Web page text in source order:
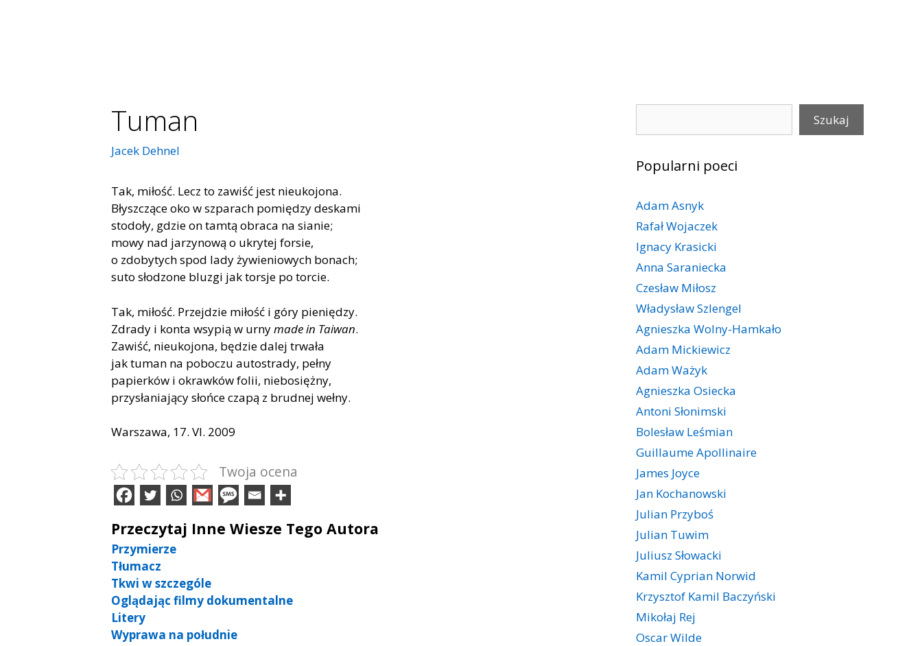
Tuman
Jacek Dehnel
Tak, miłość. Lecz to zawiść jest nieukojona.
Błyszczące oko w szparach pomiędzy deskami
stodoły, gdzie on tamtą obraca na sianie;
mowy nad jarzynową o ukrytej forsie,
o zdobytych spod lady żywieniowych bonach;
suto słodzone bluzgi jak torsje po torcie.
Tak, miłość. Przejdzie miłość i góry pieniędzy.
Zdrady i konta wsypią w urnymade in Taiwan.
Zawiść, nieukojona, będzie dalej trwała
jak tuman na poboczu autostrady, pełny
papierków i okrawków folii, niebosiężny,
przysłaniający słońce czapą z brudnej wełny.
Warszawa, 17. VI. 2009
Twoja ocena
Przeczytaj Inne Wiesze Tego Autora
Przymierze
Tłumacz
Tkwi w szczególe
Oglądając filmy dokumentalne
Litery
Wyprawa na południe
Szukaj
Popularni poeci
Adam Asnyk
Rafał Wojaczek
Ignacy Krasicki
Anna Saraniecka
Czesław Miłosz
Władysław Szlengel
Agnieszka Wolny-Hamkało
Adam Mickiewicz
Adam Ważyk
Agnieszka Osiecka
Antoni Słonimski
Bolesław Leśmian
Guillaume Apollinaire
James Joyce
Jan Kochanowski
Julian Przyboś
Julian Tuwim
Juliusz Słowacki
Kamil Cyprian Norwid
Krzysztof Kamil Baczyński
Mikołaj Rej
Oscar Wilde